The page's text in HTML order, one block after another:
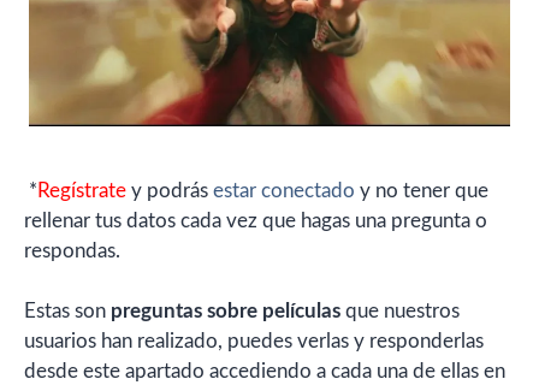
* Regístrate y podrás estar conectado y no tener que
rellenar tus datos cada vez que hagas una pregunta o
respondas.
Estas son preguntas sobre películas que nuestros
usuarios han realizado, puedes verlas y responderlas
desde este apartado accediendo a cada una de ellas en